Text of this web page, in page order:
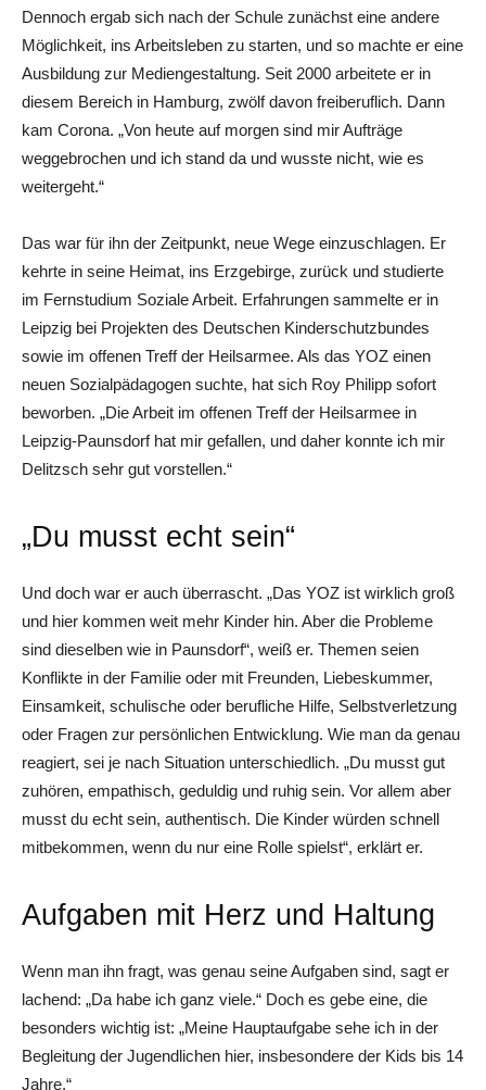
Dennoch ergab sich nach der Schule zunächst eine andere
Möglichkeit, ins Arbeitsleben zu starten, und so machte er eine
Ausbildung zur Mediengestaltung. Seit 2000 arbeitete er in
diesem Bereich in Hamburg, zwölf davon freiberuflich. Dann
kam Corona. „Von heute auf morgen sind mir Aufträge
weggebrochen und ich stand da und wusste nicht, wie es
weitergeht.“
Das war für ihn der Zeitpunkt, neue Wege einzuschlagen. Er
kehrte in seine Heimat, ins Erzgebirge, zurück und studierte
im Fernstudium Soziale Arbeit. Erfahrungen sammelte er in
Leipzig bei Projekten des Deutschen Kinderschutzbundes
sowie im offenen Treff der Heilsarmee. Als das YOZ einen
neuen Sozialpädagogen suchte, hat sich Roy Philipp sofort
beworben. „Die Arbeit im offenen Treff der Heilsarmee in
Leipzig-Paunsdorf hat mir gefallen, und daher konnte ich mir
Delitzsch sehr gut vorstellen.“
„Du musst echt sein“
Und doch war er auch überrascht. „Das YOZ ist wirklich groß
und hier kommen weit mehr Kinder hin. Aber die Probleme
sind dieselben wie in Paunsdorf“, weiß er. Themen seien
Konflikte in der Familie oder mit Freunden, Liebeskummer,
Einsamkeit, schulische oder berufliche Hilfe, Selbstverletzung
oder Fragen zur persönlichen Entwicklung. Wie man da genau
reagiert, sei je nach Situation unterschiedlich. „Du musst gut
zuhören, empathisch, geduldig und ruhig sein. Vor allem aber
musst du echt sein, authentisch. Die Kinder würden schnell
mitbekommen, wenn du nur eine Rolle spielst“, erklärt er.
Aufgaben mit Herz und Haltung
Wenn man ihn fragt, was genau seine Aufgaben sind, sagt er
lachend: „Da habe ich ganz viele.“ Doch es gebe eine, die
besonders wichtig ist: „Meine Hauptaufgabe sehe ich in der
Begleitung der Jugendlichen hier, insbesondere der Kids bis 14
Jahre.“